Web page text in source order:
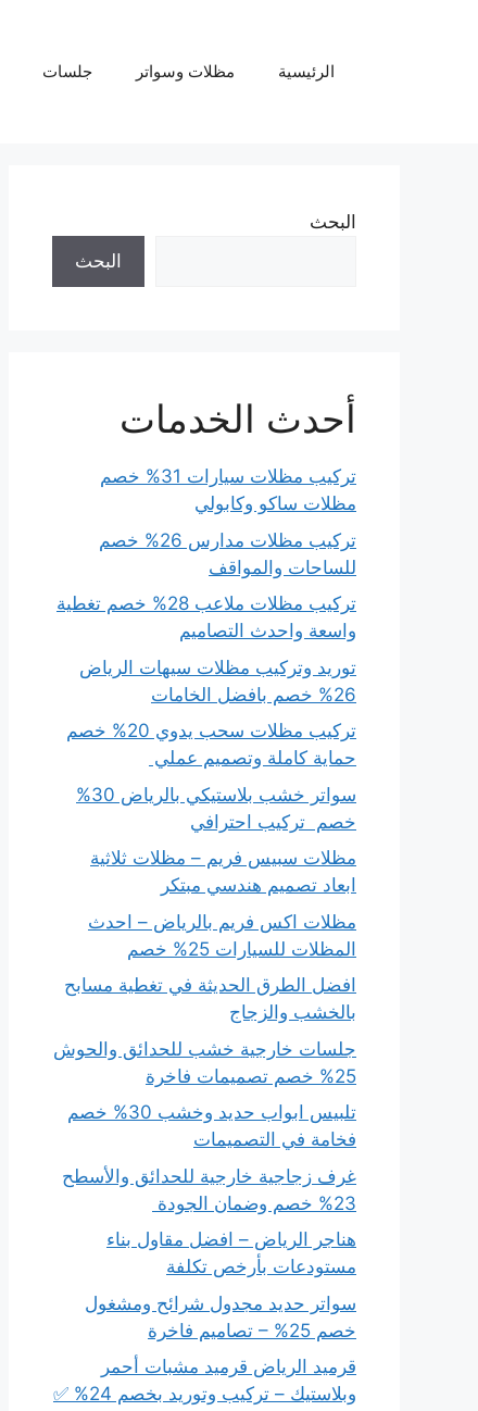
الرئيسية مظلات وسواتر جلسات
البحث
البحث
أحدث الخدمات
تركيب مظلات سيارات 31% خصم
مظلات ساكو وكابولي
تركيب مظلات مدارس 26% خصم
للساحات والمواقف
تركيب مظلات ملاعب 28% خصم تغطية
واسعة واحدث التصاميم
توريد وتركيب مظلات سيهات الرياض
26% خصم بافضل الخامات
تركيب مظلات سحب يدوي 20% خصم
حماية كاملة وتصميم عملي
سواتر خشب بلاستيكي بالرياض 30%
خصم تركيب احترافي
مظلات سبيس فريم – مظلات ثلاثية
ابعاد تصميم هندسي مبتكر
مظلات اكس فريم بالرياض – احدث
المظلات للسيارات 25% خصم
افضل الطرق الحديثة في تغطية مسابح
بالخشب والزجاج
جلسات خارجية خشب للحدائق والحوش
25% خصم تصميمات فاخرة
تلبيس ابواب حديد وخشب 30% خصم
فخامة في التصميمات
غرف زجاجية خارجية للحدائق والأسطح
23% خصم وضمان الجودة
هناجر الرياض – افضل مقاول بناء
مستودعات بأرخص تكلفة
سواتر حديد مجدول شرائح ومشغول
خصم 25% – تصاميم فاخرة
قرميد الرياض قرميد مشبات أحمر
وبلاستيك – تركيب وتوريد بخصم 24% ✅